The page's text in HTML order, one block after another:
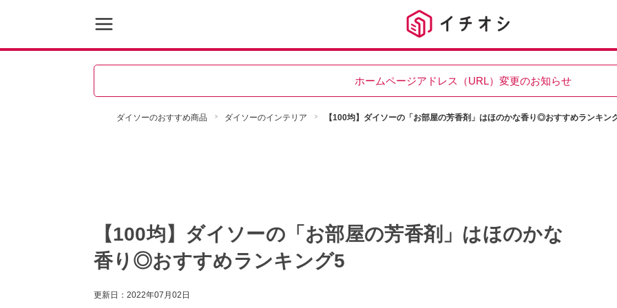
ホームページアドレス（URL）変更のお知らせ
ダイソーのおすすめ商品 ダイソーのインテリア 【100均】ダイソーの「お部屋の芳香剤」はほのかな香り◎おすすめランキン
【100均】ダイソーの「お部屋の芳香剤」はほのかな
香り◎おすすめランキング5
更新日： 2022年07月02日